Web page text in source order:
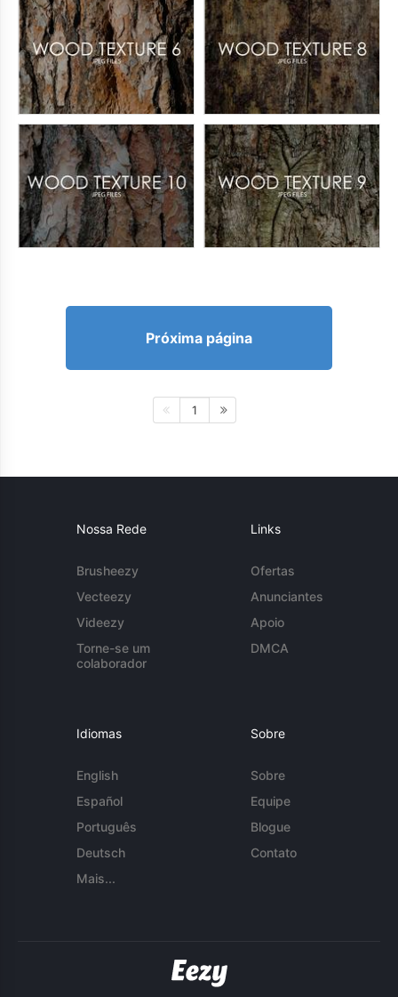
Próxima página
1
Nossa Rede
Brusheezy
Vecteezy
Videezy
Torne-se um
colaborador
Links
Ofertas
Anunciantes
Apoio
DMCA
Idiomas
English
Español
Português
Deutsch
Mais...
Sobre
Sobre
Equipe
Blogue
Contato